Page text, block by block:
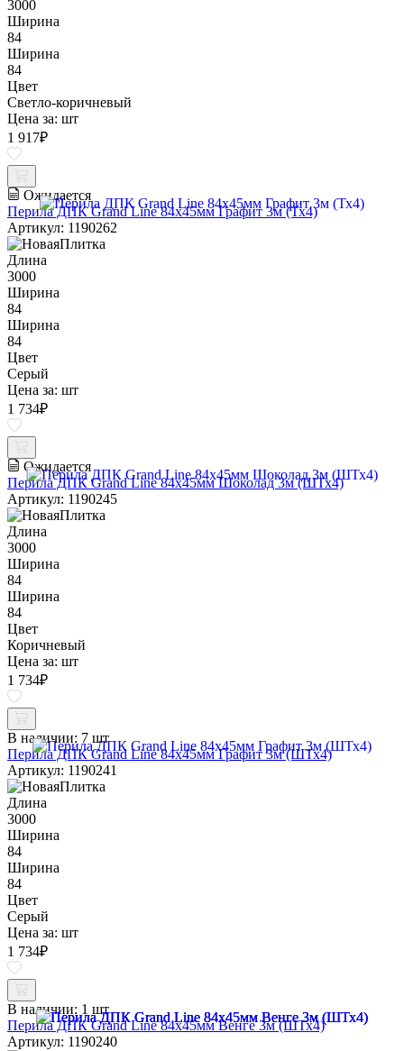
3000
Ширина
84
Ширина
84
Цвет
Светло-коричневый
Цена за: шт
1 917₽
Ожидается
Перила ДПК Grand Line 84х45мм Графит 3м (Тх4)
Артикул: 1190262
Длина
3000
Ширина
84
Ширина
84
Цвет
Серый
Цена за: шт
1 734₽
Ожидается
Перила ДПК Grand Line 84х45мм Шоколад 3м (ШТх4)
Артикул: 1190245
Длина
3000
Ширина
84
Ширина
84
Цвет
Коричневый
Цена за: шт
1 734₽
В наличии: 7 шт
Перила ДПК Grand Line 84х45мм Графит 3м (ШТх4)
Артикул: 1190241
Длина
3000
Ширина
84
Ширина
84
Цвет
Серый
Цена за: шт
1 734₽
В наличии: 1 шт
Перила ДПК Grand Line 84х45мм Венге 3м (ШТх4)
Артикул: 1190240